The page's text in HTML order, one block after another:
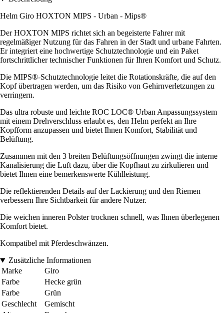
Helm Giro HOXTON MIPS - Urban - Mips®
Der HOXTON MIPS richtet sich an begeisterte Fahrer mit
regelmäßiger Nutzung für das Fahren in der Stadt und urbane Fahrten.
Er integriert eine hochwertige Schutztechnologie und ein Paket
fortschrittlicher technischer Funktionen für Ihren Komfort und Schutz.
Die MIPS®-Schutztechnologie leitet die Rotationskräfte, die auf den
Kopf übertragen werden, um das Risiko von Gehirnverletzungen zu
verringern.
Das ultra robuste und leichte ROC LOC® Urban Anpassungssystem
mit einem Drehverschluss erlaubt es, den Helm perfekt an Ihre
Kopfform anzupassen und bietet Ihnen Komfort, Stabilität und
Belüftung.
Zusammen mit den 3 breiten Belüftungsöffnungen zwingt die interne
Kanalisierung die Luft dazu, über die Kopfhaut zu zirkulieren und
bietet Ihnen eine bemerkenswerte Kühlleistung.
Die reflektierenden Details auf der Lackierung und den Riemen
verbessern Ihre Sichtbarkeit für andere Nutzer.
Die weichen inneren Polster trocknen schnell, was Ihnen überlegenen
Komfort bietet.
Kompatibel mit Pferdeschwänzen.
Zusätzliche Informationen
Marke
Giro
Farbe
Hecke grün
Farbe
Grün
Geschlecht
Gemischt